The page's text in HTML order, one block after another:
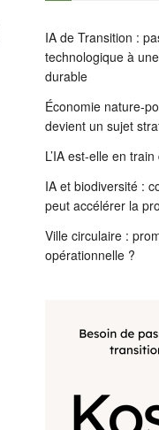
IA de Transition :
technologique à
durable
Économie nature-
devient un sujet
L’IA est-elle en
IA et biodiversité :
peut accélérer la
Ville circulaire :
opérationnelle ?